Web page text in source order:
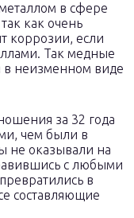
в сфере
как очень
коррозии, если
Так медные
в неизменном виде
за 32 года
чем были в
не оказывали на
с любыми
в
составляющие